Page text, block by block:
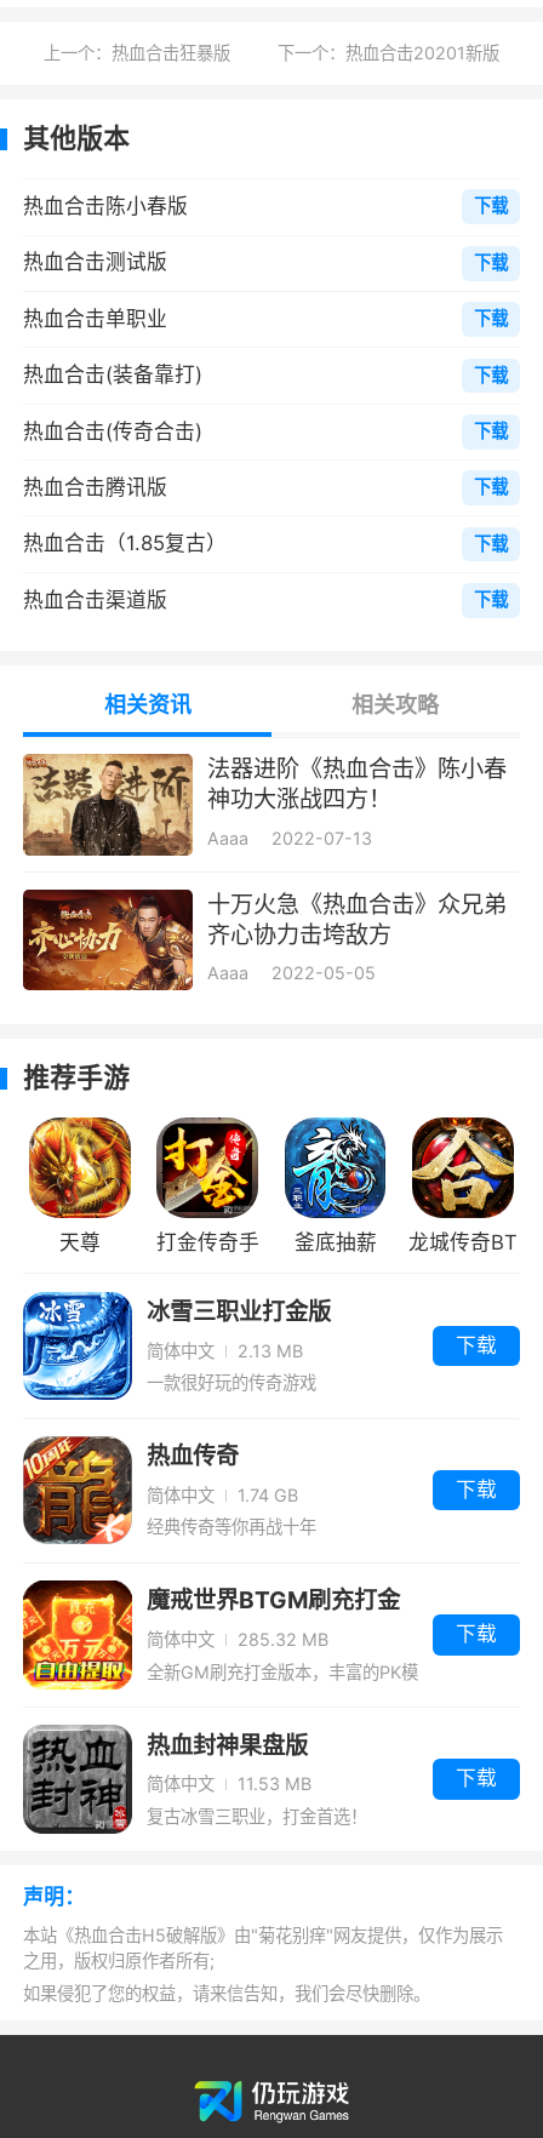
怪、BOSS这些收集的血玉碎片来进行使用，从
限。
士，道士，法师。可以自己选择一个异性英雄搭
配，英雄是自己选择三种职业其中一种职业。当
怒气满了的时候，角色和英雄的搭配能发动合击
技能。
32级可以打开锻造功能：通过材料副本或者
挖矿来获得黑铁矿石对装备进行强化，当全套的
装备强化到同一个阶段的时候会有额外的属性加
成。
34级可以激活特戒功能：特戒功能一个有7
个分别是第一天送传送特戒、第二天送神力特
戒、第三天送技能特戒、第五天送防御特戒、第
的复活神戒和每一个职业不同的神戒，而且在每
个特戒（神戒）都会有一个被动技能。
35级激活护身神盾：通过BOSS掉落、神威
魔域来获得神盾精华使用来升级神盾提高物理防
御、魔法防御和韧性。
36级会有特权boss任务让你去完成，当你完
成了这个任务会获得贵族特权的体验，让你更好
的方便的去升级打怪。
还是点三倍领取功勋然后提升官职，官职在游戏
里是很重要的升级可以增加生命上限、物理攻
击，主要还能增加对英雄的伤害和对BOSS伤害
增加，所以玩家们官职千万不能落后。
50级可以领取勋章：勋章的升级是需要玩家
越难完成的成就所获得的成就积分也就很多，而
且游戏还有隐藏成就加成会更好，需要玩家们自
己去体验，因为勋章也是对玩家很重要，加成有
减少受英雄伤害。
55级激活龙魂：通过材料副本和参加平时的
害。
58级领取光翼：光翼的主角角色升级是需要
消耗神羽和金币来升级，而且通过升级到一定的
程度还能得光翼的一些被动技能。英雄也有光
翼，不过英雄的光翼只需要通过金币来升级。
60级出现的威望任务：完成的威望任务来增
要点，因为攻击的时候会带有威慑的伤害，攻击
威望值低于自身的玩家时会伤害增加。
61级之后你可以通过功勋任务在来升级到62
级继续去做主线的任务
7天的登入礼包。在哪之后可以根据主线任务的
上一个：热血合击狂暴版 下一个：热血合击20201新版
其他版本
热血合击陈小春版 下载
热血合击测试版 下载
热血合击单职业 下载
热血合击(装备靠打) 下载
热血合击(传奇合击) 下载
热血合击腾讯版 下载
热血合击（1.85复古） 下载
热血合击渠道版 下载
相关资讯 相关攻略
法器进阶《热血合击》陈小春
神功大涨战四方！
Aaaa 2022-07-13
十万火急《热血合击》众兄弟
齐心协力击垮敌方
Aaaa 2022-05-05
推荐手游
天尊
打金传奇手
釜底抽薪
龙城传奇BT
果盘版
冰雪三职业打金版
简体中文
2.13 MB
一款很好玩的传奇游戏
下载
热血传奇
简体中文
1.74 GB
经典传奇等你再战十年
下载
魔戒世界BTGM刷充打金
果盘版
简体中文
285.32 MB
全新GM刷充打金版本，丰富的PK模
下载
热血封神果盘版
简体中文
11.53 MB
复古冰雪三职业，打金首选！
下载
声明：
本站《热血合击H5破解版》由"菊花别痒"网友提供，仅作为展示
之用，版权归原作者所有;
如果侵犯了您的权益，请来信告知，我们会尽快删除。